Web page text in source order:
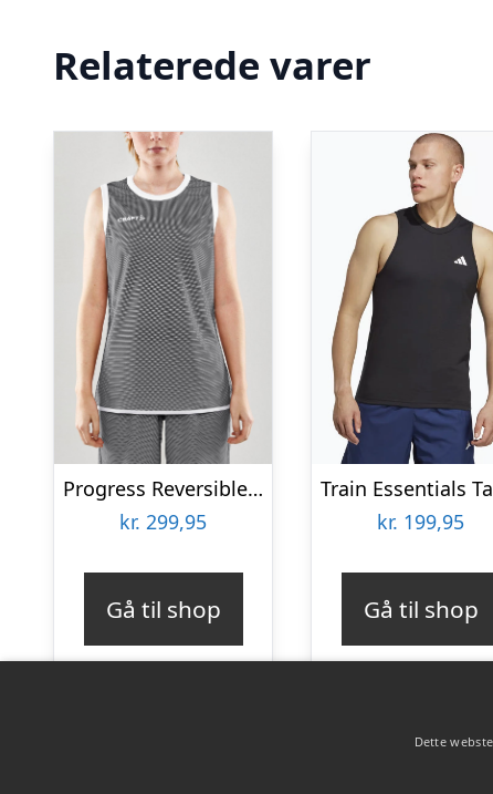
Relaterede varer
Progress Reversible Basketball Tanktop
kr. 299,95
Gå til shop
kr. 199,95
Gå til shop
Dette